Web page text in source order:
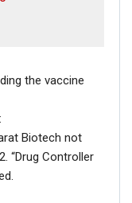
the vaccine
Biotech not
“Drug Controller